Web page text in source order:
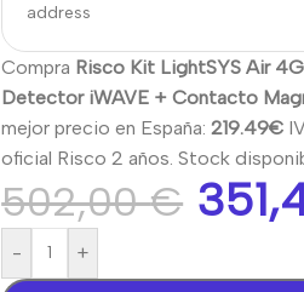
address
Compra Risco Kit LightSYS Air
Detector iWAVE + Contacto
mejor precio en España: 219.49€
oficial Risco 2 años. Stock
502,00€
- +